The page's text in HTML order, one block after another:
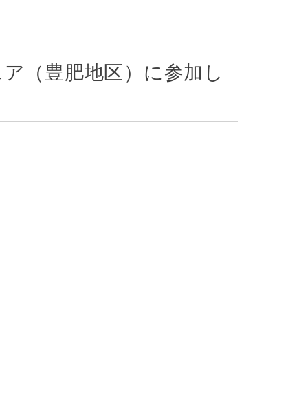
（豊肥地区）に参加し